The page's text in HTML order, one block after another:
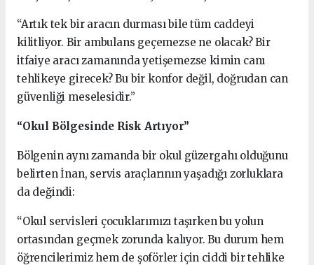
“Artık tek bir aracın durması bile tüm caddeyi
kilitliyor. Bir ambulans geçemezse ne olacak? Bir
itfaiye aracı zamanında yetişemezse kimin canı
tehlikeye girecek? Bu bir konfor değil, doğrudan can
güvenliği meselesidir.”
“Okul Bölgesinde Risk Artıyor”
Bölgenin aynı zamanda bir okul güzergahı olduğunu
belirten İnan, servis araçlarının yaşadığı zorluklara
da değindi:
“Okul servisleri çocuklarımızı taşırken bu yolun
ortasından geçmek zorunda kalıyor. Bu durum hem
öğrencilerimiz hem de şoförler için ciddi bir tehlike